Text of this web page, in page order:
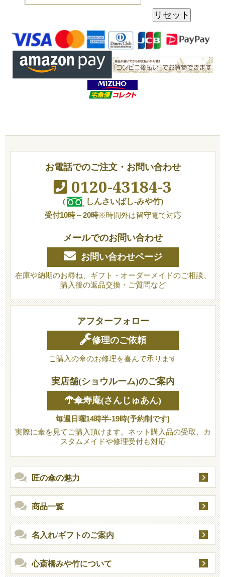
お電話でのご注文・お問い合わせ
0120-43184-3
(
しんさいばし-みや竹)
受付10時～20時※時間外は留守電で対応
メールでのお問い合わせ
お問い合わせページ
在庫や納期のお尋ね、ギフト・オーダーメイドのご相談、
購入後の返品交換・ご質問など
アフターフォロー
修理のご依頼
ご購入の傘のお修理を喜んで承ります
実店舗(ショウルーム)のご案内
☂傘寿庵(さんじゅあん)
毎週日曜14時半-19時(予約制です)
実際に傘を見てご購入頂けます。ネット購入品の受取、カ
スタムメイドや修理受付も対応
匠の傘の魅力
商品一覧
名入れ/ギフトのご案内
心斎橋みや竹について